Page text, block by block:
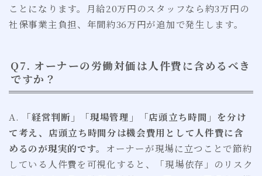
ことになります。月給20万円のスタッフなら約3万円の
社保事業主負担、年間約36万円が追加で発生します。
Q7. オーナーの労働対価は人件費に含めるべき
ですか？
A.
「経営判断」「現場管理」「店頭立ち時間」を分け
て考え、店頭立ち時間分は機会費用として人件費に含
めるのが現実的です。 オーナーが現場に立つことで節約
している人件費を可視化すると、「現場依存」のリスク